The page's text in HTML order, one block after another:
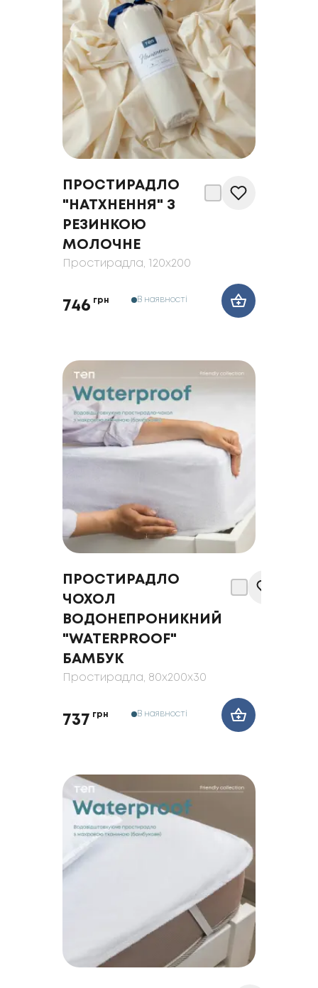
ПРОСТИРАДЛО
"НАТХНЕННЯ" З
РЕЗИНКОЮ
МОЛОЧНЕ
Простирадла, 120x200
746 грн В наявності
ПРОСТИРАДЛО
ЧОХОЛ
ВОДОНЕПРОНИКНИЙ
"WATERPROOF"
БАМБУК
Простирадла, 80x200x30
737 грн В наявності